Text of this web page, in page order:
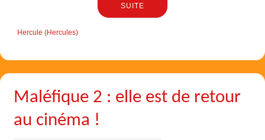
SUITE
Hercule (Hercules)
Maléfique 2 : elle est de retour
au cinéma !